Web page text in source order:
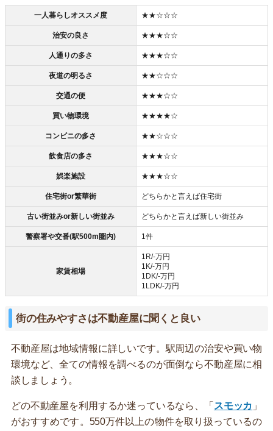
一人暮らしオススメ度 ★★☆☆☆
治安の良さ ★★★☆☆
人通りの多さ ★★★☆☆
夜道の明るさ ★★☆☆☆
交通の便 ★★★☆☆
買い物環境 ★★★★☆
コンビニの多さ ★★☆☆☆
飲食店の多さ ★★★☆☆
娯楽施設 ★★★☆☆
住宅街or繁華街 どちらかと言えば住宅街
古い街並みor新しい街並み どちらかと言えば新しい街並み
警察署や交番(駅500m圏内) 1件
家賃相場
1R/‐万円
1K/‐万円
1DK/‐万円
1LDK/‐万円
街の住みやすさは不動産屋に聞くと良い
不動産屋は地域情報に詳しいです。駅周辺の治安や買い物
環境など、全ての情報を調べるのが面倒なら不動産屋に相
談しましょう。
どの不動産屋を利用するか迷っているなら、「 スモッカ 」
がおすすめです。550万件以上の物件を取り扱っているの